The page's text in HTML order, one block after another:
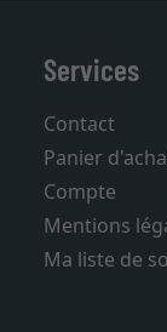
Services
Contact
Panier
Compte
Mentions